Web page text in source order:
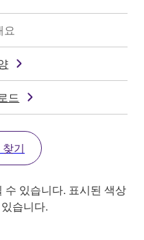
요
드
기
수 있습니다. 표시된 색상
습니다.